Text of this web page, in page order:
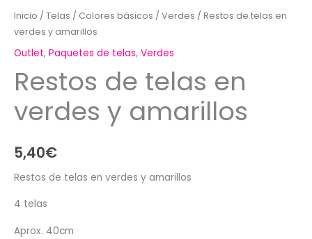
Inicio / Telas / Colores básicos / Verdes / Restos de telas en
verdes y amarillos
Outlet, Paquetes de telas, Verdes
Restos de telas en
verdes y amarillos
5,40€
Restos de telas en verdes y amarillos
4 telas
Aprox. 40cm